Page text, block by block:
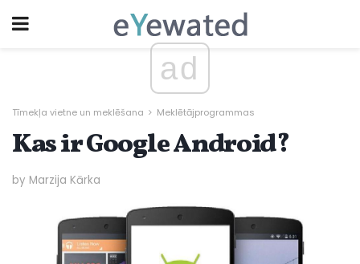
ad
Tīmekļa vietne un meklēšana Meklētājprogrammas
Kas ir Google Android?
by Marzija Kārka